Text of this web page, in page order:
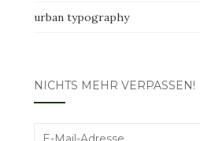
urban typography
NICHTS MEHR VERPASSEN!
E-